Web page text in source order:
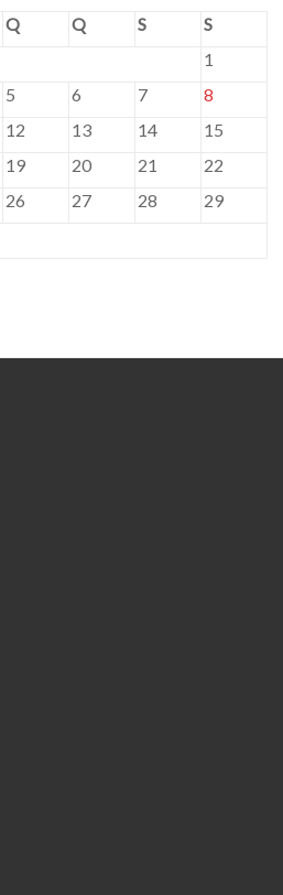
Q Q S
S
1
5 6 7
8
12 13 14
15
19 20 21
22
26 27 28
29